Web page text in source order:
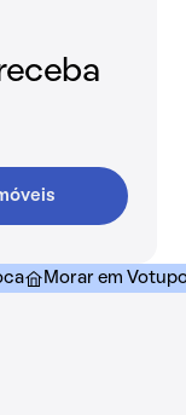
Morar em